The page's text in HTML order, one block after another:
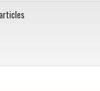
articles